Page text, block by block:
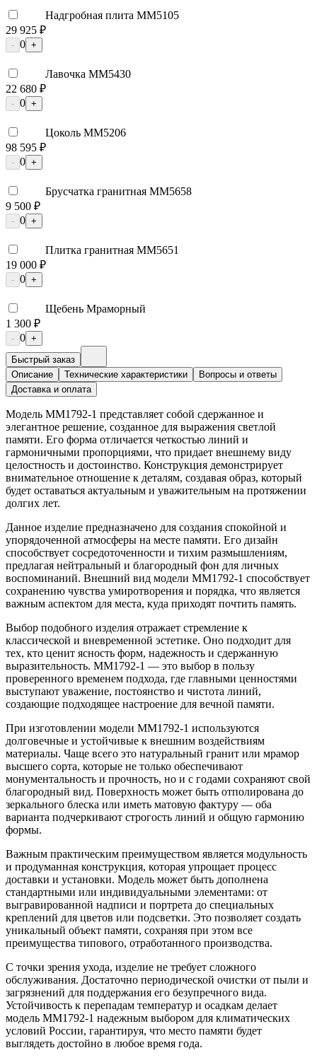
Надгробная плита ММ5105
29 925 ₽
- 0 +
Лавочка ММ5430
22 680 ₽
- 0 +
Цоколь ММ5206
98 595 ₽
- 0 +
Брусчатка гранитная ММ5658
9 500 ₽
- 0 +
Плитка гранитная ММ5651
19 000 ₽
- 0 +
Щебень Мраморный
1 300 ₽
- 0 +
Быстрый заказ
Описание
Технические характеристики
Вопросы и ответы
Доставка и оплата
Модель ММ1792-1 представляет собой сдержанное и
элегантное решение, созданное для выражения светлой
памяти. Его форма отличается четкостью линий и
гармоничными пропорциями, что придает внешнему виду
целостность и достоинство. Конструкция демонстрирует
внимательное отношение к деталям, создавая образ, который
будет оставаться актуальным и уважительным на протяжении
долгих лет.
Данное изделие предназначено для создания спокойной и
упорядоченной атмосферы на месте памяти. Его дизайн
способствует сосредоточенности и тихим размышлениям,
предлагая нейтральный и благородный фон для личных
воспоминаний. Внешний вид модели ММ1792-1 способствует
сохранению чувства умиротворения и порядка, что является
важным аспектом для места, куда приходят почтить память.
Выбор подобного изделия отражает стремление к
классической и вневременной эстетике. Оно подходит для
тех, кто ценит ясность форм, надежность и сдержанную
выразительность. ММ1792-1 — это выбор в пользу
проверенного временем подхода, где главными ценностями
выступают уважение, постоянство и чистота линий,
создающие подходящее настроение для вечной памяти.
При изготовлении модели ММ1792-1 используются
долговечные и устойчивые к внешним воздействиям
материалы. Чаще всего это натуральный гранит или мрамор
высшего сорта, которые не только обеспечивают
монументальность и прочность, но и с годами сохраняют свой
благородный вид. Поверхность может быть отполирована до
зеркального блеска или иметь матовую фактуру — оба
варианта подчеркивают строгость линий и общую гармонию
формы.
Важным практическим преимуществом является модульность
и продуманная конструкция, которая упрощает процесс
доставки и установки. Модель может быть дополнена
стандартными или индивидуальными элементами: от
выгравированной надписи и портрета до специальных
креплений для цветов или подсветки. Это позволяет создать
уникальный объект памяти, сохраняя при этом все
преимущества типового, отработанного производства.
С точки зрения ухода, изделие не требует сложного
обслуживания. Достаточно периодической очистки от пыли и
загрязнений для поддержания его безупречного вида.
Устойчивость к перепадам температур и осадкам делает
модель ММ1792-1 надежным выбором для климатических
условий России, гарантируя, что место памяти будет
выглядеть достойно в любое время года.